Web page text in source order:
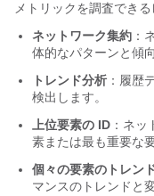
メトリックを調査でき
ネットワーク集約 ：
体的なパターンと傾
トレンド分析 ：履歴
検出します。
上位要素の ID ：ネ
素または最も重要な
個々の要素のトレン
マンスのトレンドと